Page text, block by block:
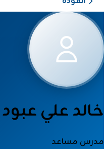
خالد علي
مدرس مساعد